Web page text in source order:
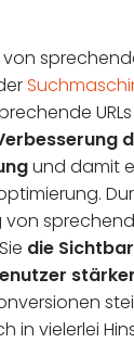
und damit
die
in vielerlei